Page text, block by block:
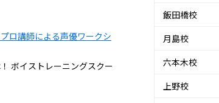
ロ講師による声優ワークシ
ボイストレーニングスクー
飯田橋校
月島校
六本木校
上野校